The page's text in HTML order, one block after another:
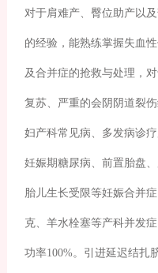
对于肩难产、臀位助产以
的经验，能熟练掌握失血
及合并症的抢救与处理，
复苏、严重的会阴阴道裂
妇产科常见病、多发病诊
妊娠期糖尿病、前置胎盘
胎儿生长受限等妊娠合并
克、羊水栓塞等产科并发
功率100%。引进延迟结扎